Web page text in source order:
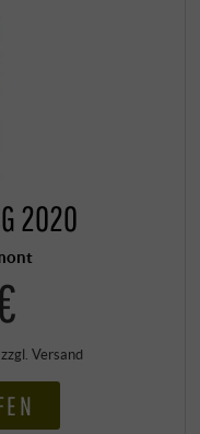
2020
Versand